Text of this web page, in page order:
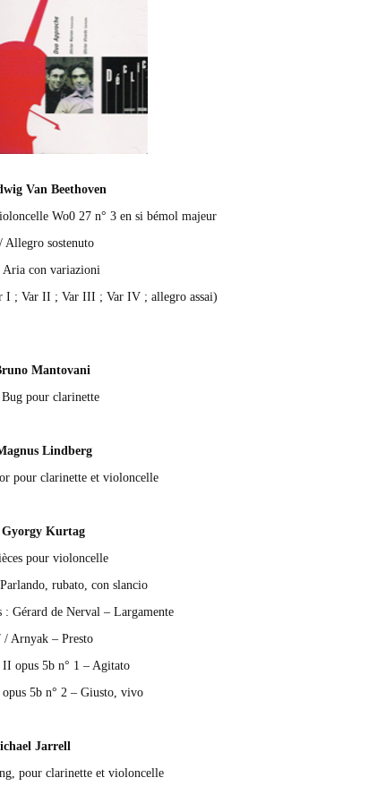
Van Beethoven
Wo0 27 n° 3 en si bémol majeur
Allegro sostenuto
Aria con variazioni
; Var II ; Var III ; Var IV ; allegro assai)
Mantovani
pour clarinette
Lindberg
pour clarinette et violoncelle
Gyorgy Kurtag
pour violoncelle
rubato, con slancio
: Gérard de Nerval – Largamente
/ Arnyak – Presto
II opus 5b n° 1 – Agitato
5b n° 2 – Giusto, vivo
Jarrell
pour clarinette et violoncelle